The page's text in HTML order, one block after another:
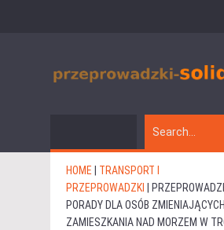
HOME
TRANSPORT I
PRZEPROWADZKI
PORADY DLA OSÓB
ZAMIESZKANIA NAD MORZEM W